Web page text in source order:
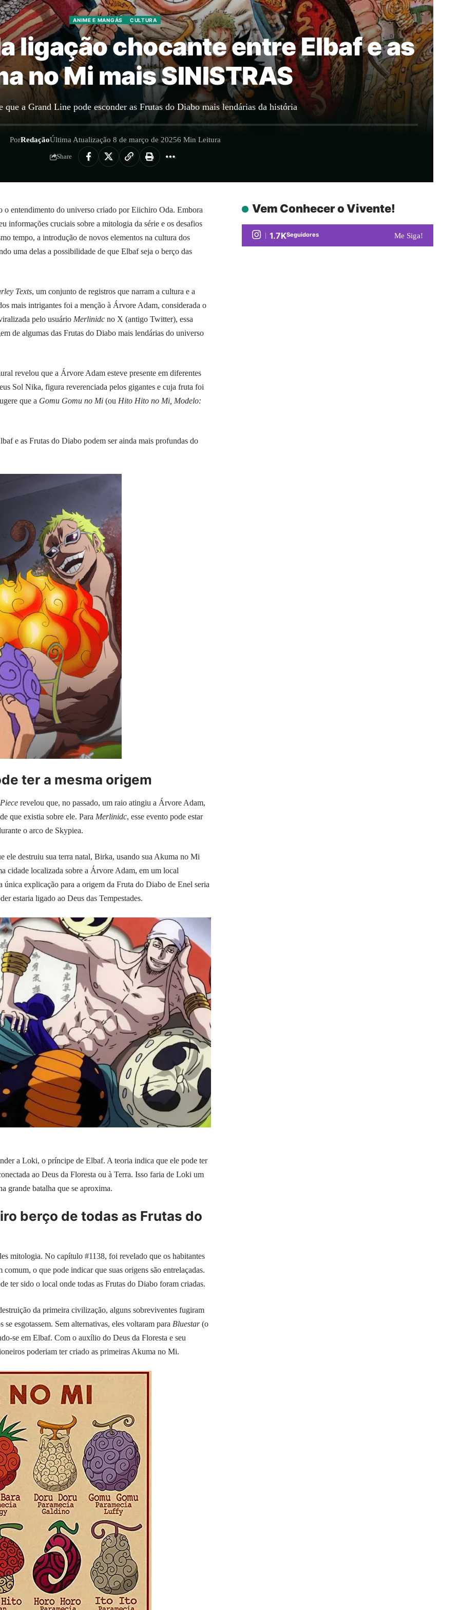
ANIME E MANGÁS CULTURA
ligação chocante entre Elbaf e as
no Mi mais SINISTRAS
que a Grand Line pode esconder as Frutas do Diabo mais lendárias da história
PorRedaçãoÚltima Atualização 8 de março de 20256 Min Leitura
Share
o entendimento do universo criado por Eiichiro Oda. Embora
informações cruciais sobre a mitologia da série e os desafios
tempo, a introdução de novos elementos na cultura dos
uma delas a possibilidade de que Elbaf seja o berço das
Texts, um conjunto de registros que narram a cultura e a
mais intrigantes foi a menção à Árvore Adam, considerada o
pelo usuário Merlinidc no X (antigo Twitter), essa
de algumas das Frutas do Diabo mais lendárias do universo
revelou que a Árvore Adam esteve presente em diferentes
Sol Nika, figura reverenciada pelos gigantes e cuja fruta foi
que a Gomu Gomu no Mi (ou Hito Hito no Mi, Modelo:
e as Frutas do Diabo podem ser ainda mais profundas do
ter a mesma origem
revelou que, no passado, um raio atingiu a Árvore Adam,
que existia sobre ele. Para Merlinidc, esse evento pode estar
o arco de Skypiea.
ele destruiu sua terra natal, Birka, usando sua Akuma no Mi
cidade localizada sobre a Árvore Adam, em um local
explicação para a origem da Fruta do Diabo de Enel seria
estaria ligado ao Deus das Tempestades.
a Loki, o príncipe de Elbaf. A teoria indica que ele pode ter
ao Deus da Floresta ou à Terra. Isso faria de Loki um
grande batalha que se aproxima.
berço de todas as Frutas do
mitologia. No capítulo #1138, foi revelado que os habitantes
comum, o que pode indicar que suas origens são entrelaçadas.
ter sido o local onde todas as Frutas do Diabo foram criadas.
da primeira civilização, alguns sobreviventes fugiram
esgotassem. Sem alternativas, eles voltaram para Bluestar(o
se em Elbaf. Com o auxílio do Deus da Floresta e seu
poderiam ter criado as primeiras Akuma no Mi.
Vem Conhecer o Vivente!
1.7KSeguidores Me Siga!